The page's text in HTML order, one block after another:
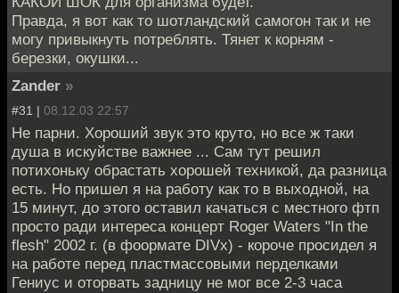
Правда, я вот как то шотландский самогон так и не
могу привыкнуть потреблять. Тянет к корням -
березки, окушки...
Zander »
#31 | 08.12.03 22:57
Не парни. Хороший звук это круто, но все ж таки
душа в искуйстве важнее ... Сам тут решил
потихоньку обрастать хорошей техникой, да разница
есть. Но пришел я на работу как то в выходной, на
15 минут, до этого оставил качаться с местного фтп
просто ради интереса концерт Roger Waters "In the
flesh" 2002 г. (в фоормате DIVx) - короче просидел я
на работе перед пластмассовыми перделками
Гениус и оторвать задницу не мог все 2-3 часа